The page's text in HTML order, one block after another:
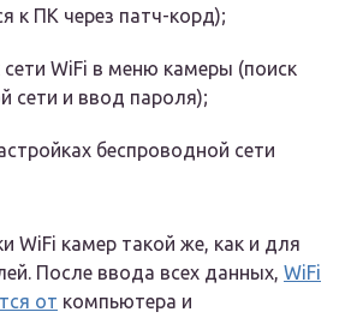
к ПК через патч-корд);
WiFi в меню камеры (поиск
сети и ввод пароля);
беспроводной сети
WiFi камер такой же, как и для
После ввода всех данных, WiFi
от компьютера и